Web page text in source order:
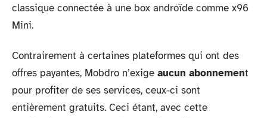
classique connectée à une box androïde comme x96
Mini.
Contrairement à certaines plateformes qui ont des
offres payantes, Mobdro n’exige aucun abonnement
pour profiter de ses services, ceux-ci sont
entièrement gratuits. Ceci étant, avec cette